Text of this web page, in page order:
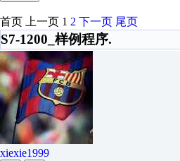
首页 上一页 1 2 下一页 尾页
S7-1200_样例程序.
xiexie1999